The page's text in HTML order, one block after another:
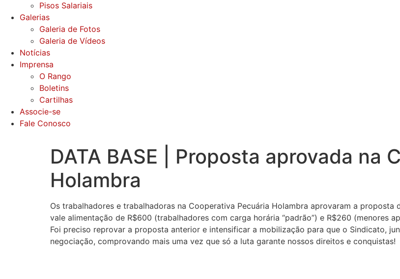
Pisos Salariais
Galerias
Galeria de Fotos
Galeria de Vídeos
Notícias
Imprensa
O Rango
Boletins
Cartilhas
Associe-se
Fale Conosco
DATA BASE | Proposta aprovada na
Holambra
Os trabalhadores e trabalhadoras na Cooperativa Pecuária Holambra aprovaram a
vale alimentação de R$600 (trabalhadores com carga horária “padrão”) e R$260 (menores
Foi preciso reprovar a proposta anterior e intensificar a mobilização para que o Sindicato,
negociação, comprovando mais uma vez que só a luta garante nossos direitos e conquistas!